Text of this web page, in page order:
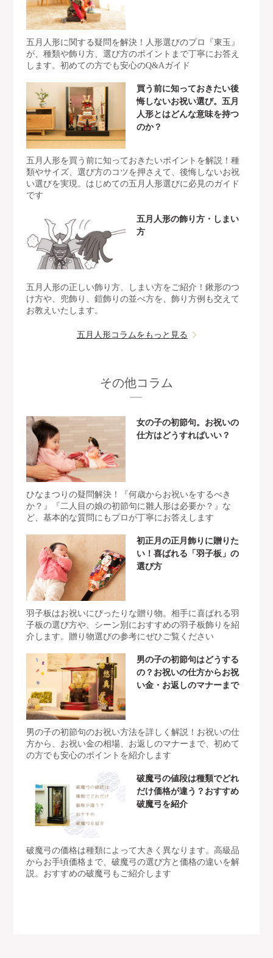
五月人形に関する疑問を解決！人形選びのプロ『東玉』
が、種類や飾り方、選び方のポイントまで丁寧にお答え
します。初めての方でも安心のQ&Aガイド
買う前に知っておきたい後
悔しないお祝い選び。五月
人形とはどんな意味を持つ
のか？
五月人形を買う前に知っておきたいポイントを解説！種
類やサイズ、選び方のコツを押さえて、後悔しないお祝
い選びを実現。はじめての五月人形選びに必見のガイド
です
五月人形の飾り方・しまい
方
五月人形の正しい飾り方、しまい方をご紹介！鍬形のつ
け方や、兜飾り、鎧飾りの並べ方を、飾り方例も交えて
お教えいたします。
五月人形コラムをもっと見る
その他コラム
女の子の初節句。お祝いの
仕方はどうすればいい？
ひなまつりの疑問解決！『何歳からお祝いをするべき
か？』『二人目の娘の初節句に雛人形は必要か？』な
ど、基本的な質問にもプロが丁寧にお答えします
初正月の正月飾りに贈りた
い！喜ばれる「羽子板」の
選び方
羽子板はお祝いにぴったりな贈り物。相手に喜ばれる羽
子板の選び方や、シーン別におすすめの羽子板飾りを紹
介します。贈り物選びの参考にぜひご覧ください
男の子の初節句はどうする
の？お祝いの仕方からお祝
い金・お返しのマナーまで
男の子の初節句のお祝い方法を詳しく解説！お祝いの仕
方から、お祝い金の相場、お返しのマナーまで、初めて
の方でも安心のポイントを紹介します
破魔弓の値段は種類でどれ
だけ価格が違う？おすすめ
破魔弓を紹介
破魔弓の価格は種類によって大きく異なります。高級品
からお手頃価格まで、破魔弓の選び方と価格の違いを解
説。おすすめの破魔弓もご紹介します